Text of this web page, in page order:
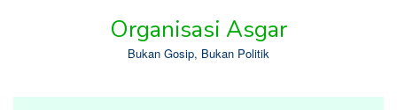
Organisasi Asgar
Bukan Gosip, Bukan Politik